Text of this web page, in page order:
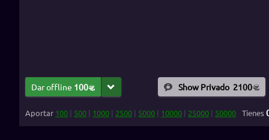
Dar offline 100 Show Privado 2100
Aportar 100 | 500 | 1000 | 2500 | 5000 | 10000 | 25000 | 50000 Tienes